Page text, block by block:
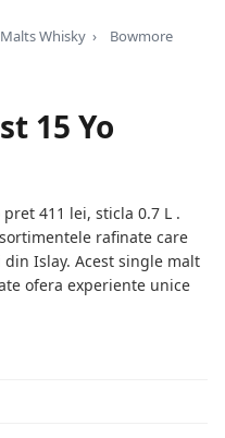
Whisky ›
Bowmore
15 Yo
411 lei, sticla 0.7 L .
rafinate care
Islay. Acest single malt
ofera experiente unice